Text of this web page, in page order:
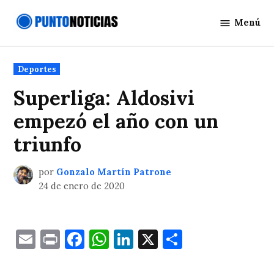
Noticias
Menú
Publicado
en
Deportes
Superliga: Aldosivi
empezó el año con un
triunfo
por Gonzalo Martín Patrone
24 de enero de 2020
EmailPrintFacebook
WhatsApp
LinkedIn
X